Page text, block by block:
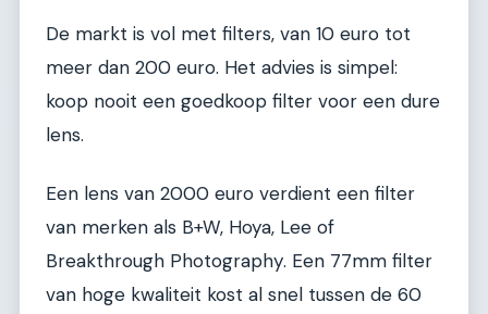
De markt is vol met filters, van 10 euro tot
meer dan 200 euro. Het advies is simpel:
koop nooit een goedkoop filter voor een dure
lens.
Een lens van 2000 euro verdient een filter
van merken als B+W, Hoya, Lee of
Breakthrough Photography. Een 77mm filter
van hoge kwaliteit kost al snel tussen de 60